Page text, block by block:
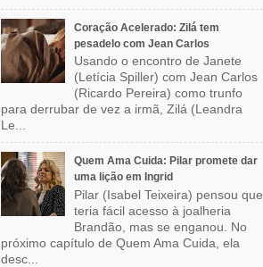
Coração Acelerado: Zilá tem
pesadelo com Jean Carlos
Usando o encontro de Janete
(Letícia Spiller) com Jean Carlos
(Ricardo Pereira) como trunfo
para derrubar de vez a irmã, Zilá (Leandra
Le...
Quem Ama Cuida: Pilar promete dar
uma lição em Ingrid
Pilar (Isabel Teixeira) pensou que
teria fácil acesso à joalheria
Brandão, mas se enganou. No
próximo capítulo de Quem Ama Cuida, ela
desc...